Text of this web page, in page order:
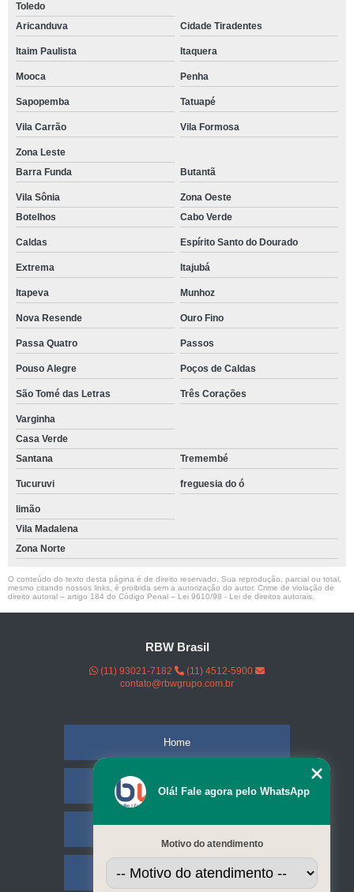
Toledo
Aricanduva
Cidade Tiradentes
Itaim Paulista Itaquera
Mooca Penha
Sapopemba Tatuapé
Vila Carrão Vila Formosa
Zona Leste
Barra Funda
Butantã
Vila Sônia
Zona Oeste
Botelhos
Cabo Verde
Caldas Espírito Santo do Dourado
Extrema Itajubá
Itapeva Munhoz
Nova Resende Ouro Fino
Passa Quatro Passos
Pouso Alegre Poços de Caldas
São Tomé das Letras Três Corações
Varginha
Casa Verde
Santana
Tremembé
Tucuruvi freguesia do ó
limão
Vila Madalena
Zona Norte
O conteúdo do texto desta página é de direito reservado. Sua reprodução, parcial ou total,
mesmo citando nossos links, é proibida sem a autorização do autor. Crime de violação de
direito autoral – artigo 184 do Código Penal – Lei 9610/98 - Lei de direitos autorais
RBW Brasil
(11) 93021-7182
(11) 4512-5900
contato@rbwgrupo.com.br
Home
Empresa
Serviços
Olá! Fale agora pelo WhatsApp
Motivo do atendimento